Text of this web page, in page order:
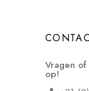
Vragen
op!